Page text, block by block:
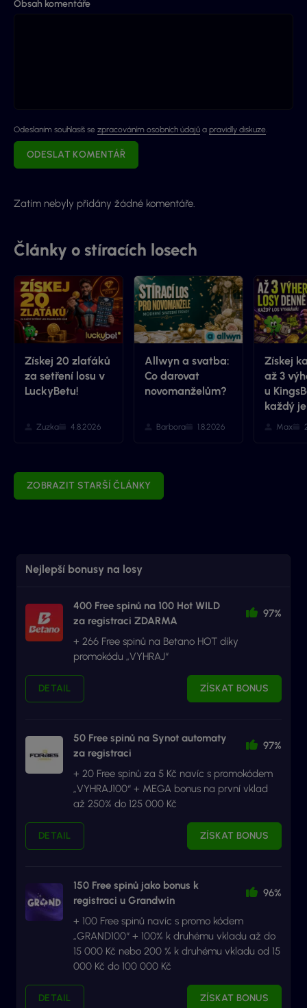
Obsah komentáře
Odeslaním souhlasíš se zpracováním osobních údajů a pravidly diskuze.
ODESLAT KOMENTÁŘ
Zatím nebyly přidány žádné komentáře.
Články o stíracích losech
Získej 20 zlaťáků
za setření losu v
LuckyBetu!
Zuzka 4.8.2026
Allwyn a svatba:
Co darovat
novomanželům?
Barbora 1.8.2026
Získej
až 3
u
každý
Max
ZOBRAZIT STARŠÍ ČLÁNKY
Nejlepší bonusy na losy
400 Free spinů na 100 Hot WILD
za registraci ZDARMA
97%
+ 266 Free spinů na Betano HOT díky
promokódu „VYHRAJ“
DETAIL ZÍSKAT BONUS
50 Free spinů na Synot automaty
za registraci
97%
+ 20 Free spinů za 5 Kč navíc s promokódem
„VYHRAJ100“ + MEGA bonus na první vklad
až 250% do 125 000 Kč
DETAIL ZÍSKAT BONUS
150 Free spinů jako bonus k
registraci u Grandwin
96%
+ 100 Free spinů navíc s promo kódem
„GRAND100“ + 100% k druhému vkladu až do
15 000 Kč nebo 200 % k druhému vkladu od 15
000 Kč do 100 000 Kč
DETAIL ZÍSKAT BONUS